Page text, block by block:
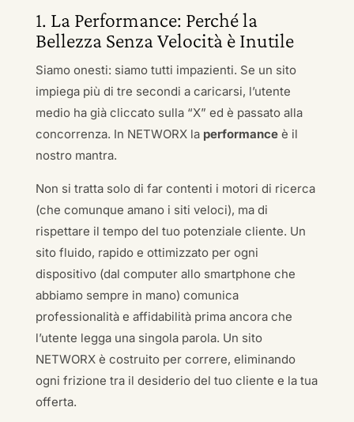
1. La Performance: Perché la
Bellezza Senza Velocità è Inutile
Siamo onesti: siamo tutti impazienti. Se un sito
impiega più di tre secondi a caricarsi, l’utente
medio ha già cliccato sulla “X” ed è passato alla
concorrenza. In NETWORX la performanceè il
nostro mantra.
Non si tratta solo di far contenti i motori di ricerca
(che comunque amano i siti veloci), ma di
rispettare il tempo del tuo potenziale cliente. Un
sito fluido, rapido e ottimizzato per ogni
dispositivo (dal computer allo smartphone che
abbiamo sempre in mano) comunica
professionalità e affidabilità prima ancora che
l’utente legga una singola parola. Un sito
NETWORX è costruito per correre, eliminando
ogni frizione tra il desiderio del tuo cliente e la tua
offerta.